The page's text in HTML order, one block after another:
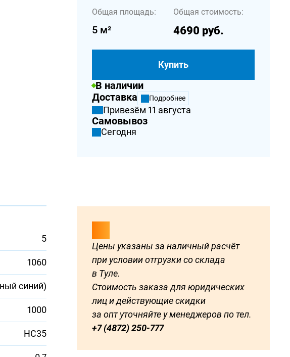
Общая площадь:
5 м²
Общая стоимость:
4690 руб.
Купить
В наличии
Доставка
Подробнее
Привезём 11 августа
Самовывоз
Сегодня
5
1060
синий)
1000
НС35
Цены указаны за наличный расчёт
при условии отгрузки со склада
в Туле.
Стоимость заказа для юридических
лиц и действующие скидки
за опт уточняйте у менеджеров по тел.
+7 (4872) 250-777